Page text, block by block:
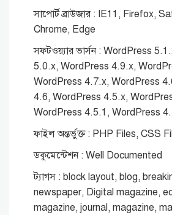
সাপোর্ট ব্রাউজার : IE11, Firefox,
Chrome, Edge
সফটওয়্যার ভার্সন : WordPress
5.0.x, WordPress 4.9.x,
WordPress 4.7.x, WordPress
4.6, WordPress 4.5.x,
WordPress 4.5.1, WordPress
ফাইল অন্তর্ভুক্ত : PHP Files, CSS
ডকুমেন্টেশন : Well Documented
ট্যাগস : block layout, blog,
newspaper, Digital magazine,
magazine, journal, magazine,